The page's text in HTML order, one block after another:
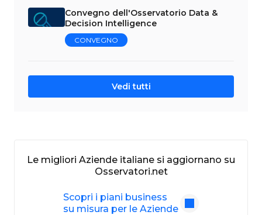
Convegno dell'Osservatorio Data &
Decision Intelligence
CONVEGNO
Vedi tutti
Le migliori Aziende italiane si aggiornano su
Osservatori.net
Scopri i piani business
su misura per le Aziende